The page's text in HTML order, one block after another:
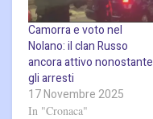
Camorra e voto nel
Nolano: il clan Russo
ancora attivo nonostante
gli arresti
17 Novembre 2025
In "Cronaca"